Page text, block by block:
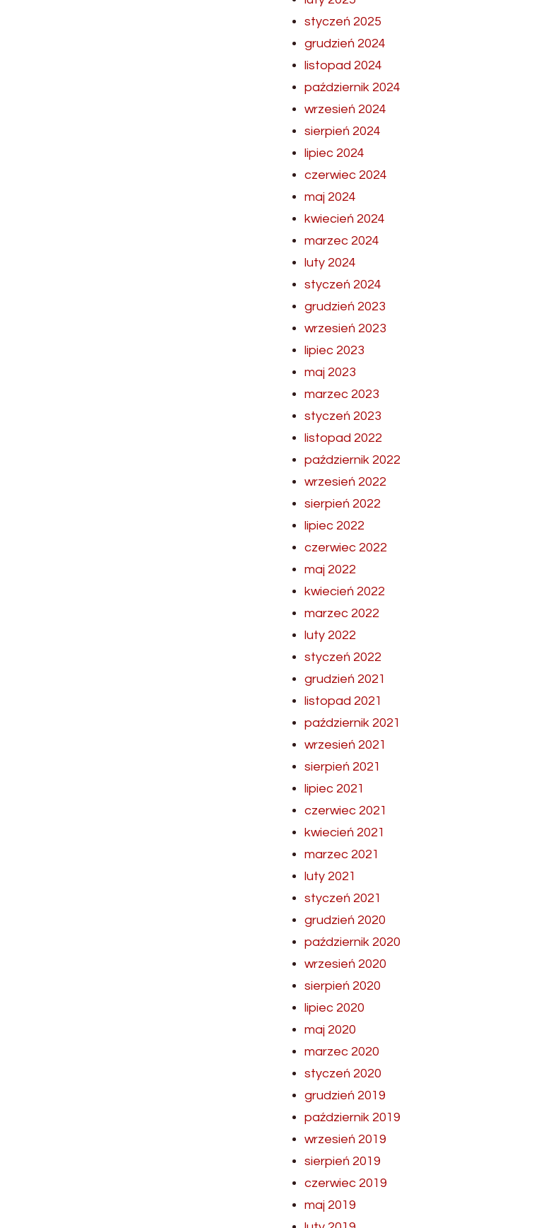
styczeń 2025
grudzień 2024
listopad 2024
październik 2024
wrzesień 2024
sierpień 2024
lipiec 2024
czerwiec 2024
maj 2024
kwiecień 2024
marzec 2024
luty 2024
styczeń 2024
grudzień 2023
wrzesień 2023
lipiec 2023
maj 2023
marzec 2023
styczeń 2023
listopad 2022
październik 2022
wrzesień 2022
sierpień 2022
lipiec 2022
czerwiec 2022
maj 2022
kwiecień 2022
marzec 2022
luty 2022
styczeń 2022
grudzień 2021
listopad 2021
październik 2021
wrzesień 2021
sierpień 2021
lipiec 2021
czerwiec 2021
kwiecień 2021
marzec 2021
luty 2021
styczeń 2021
grudzień 2020
październik 2020
wrzesień 2020
sierpień 2020
lipiec 2020
maj 2020
marzec 2020
styczeń 2020
grudzień 2019
październik 2019
wrzesień 2019
sierpień 2019
czerwiec 2019
maj 2019